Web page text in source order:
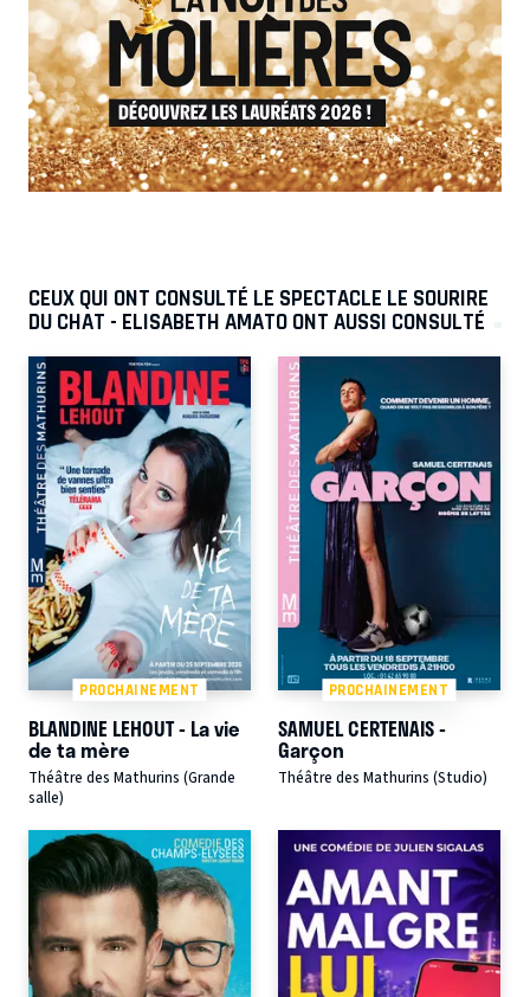
CEUX QUI ONT CONSULTÉ LE SPECTACLE LE SOURIRE
DU CHAT - ELISABETH AMATO ONT AUSSI CONSULTÉ
PROCHAINEMENT
BLANDINE LEHOUT - La vie
de ta mère
Théâtre des Mathurins (Grande
salle)
PROCHAINEMENT
SAMUEL CERTENAIS -
Garçon
Théâtre des Mathurins (Studio)